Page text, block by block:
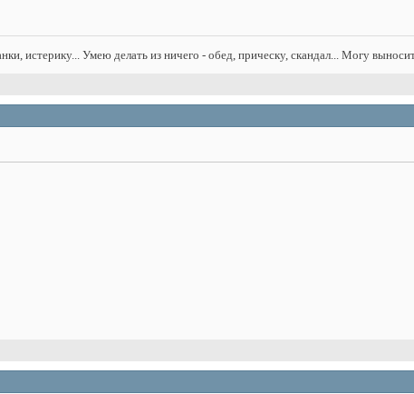
истерику... Умею делать из ничего - обед, прическу, скандал... Могу